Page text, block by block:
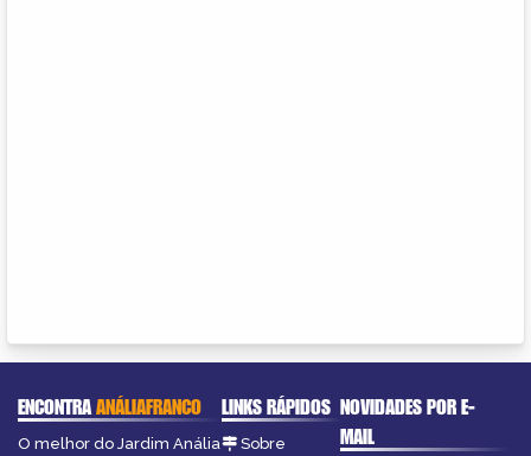
ENCONTRAANÁLIAFRANCO
O melhor do Jardim Anália
LINKS RÁPIDOS
Sobre
NOVIDADES POR E-
MAIL